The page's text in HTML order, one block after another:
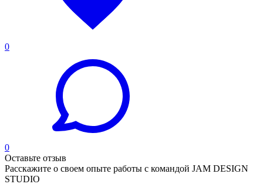
0
0
Оставьте отзыв
Расскажите о своем опыте работы с командой JAM DESIGN
STUDIO